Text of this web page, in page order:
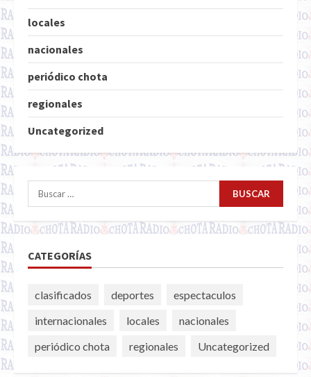
locales
nacionales
periódico chota
regionales
Uncategorized
Buscar:
CATEGORÍAS
clasificados deportes
espectaculos
internacionales
locales
nacionales
periódico chota
regionales Uncategorized